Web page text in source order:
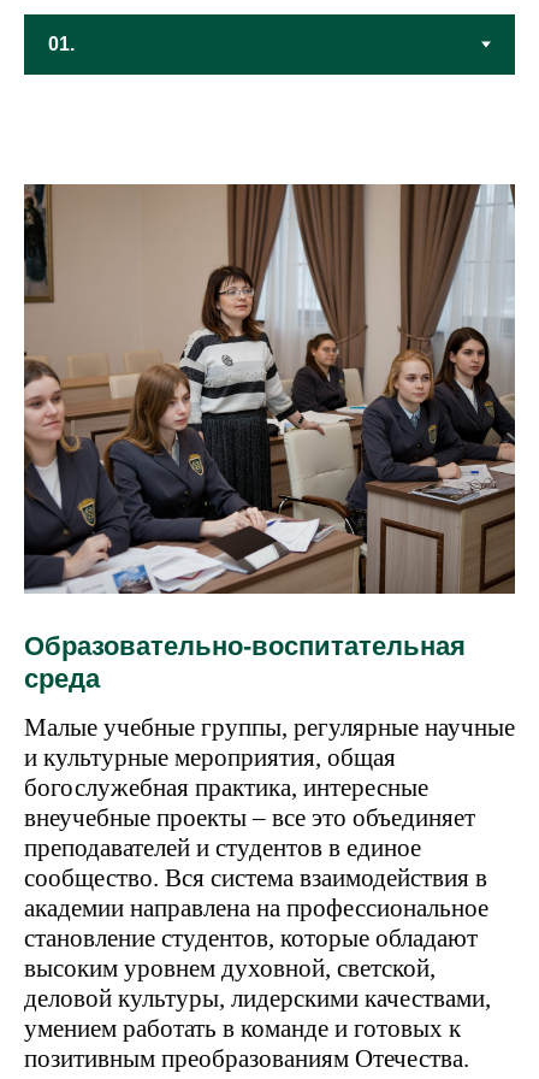
Образовательно-воспитательная
среда
Малые учебные группы, регулярные научные
и культурные мероприятия, общая
богослужебная практика, интересные
внеучебные проекты – все это объединяет
преподавателей и студентов в единое
сообщество. Вся система взаимодействия в
академии направлена на профессиональное
становление студентов, которые обладают
высоким уровнем духовной, светской,
деловой культуры, лидерскими качествами,
умением работать в команде и готовых к